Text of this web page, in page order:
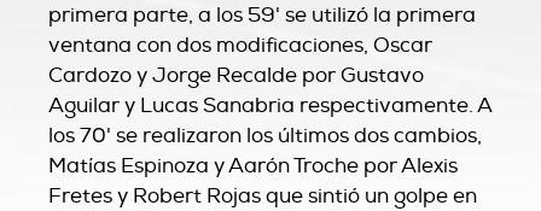
primera parte, a los 59' se utilizó la primera
ventana con dos modificaciones, Oscar
Cardozo y Jorge Recalde por Gustavo
Aguilar y Lucas Sanabria respectivamente. A
los 70' se realizaron los últimos dos cambios,
Matías Espinoza y Aarón Troche por Alexis
Fretes y Robert Rojas que sintió un golpe en